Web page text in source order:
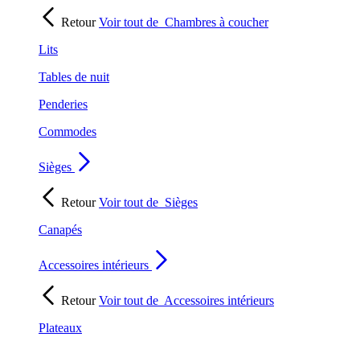
RetourVoir tout de Chambres à coucher
Lits
Tables de nuit
Penderies
Commodes
Sièges
RetourVoir tout de Sièges
Canapés
Accessoires intérieurs
RetourVoir tout de Accessoires intérieurs
Plateaux